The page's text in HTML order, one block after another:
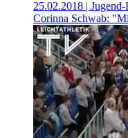
25.02.2018 |
Corinna Schwab: